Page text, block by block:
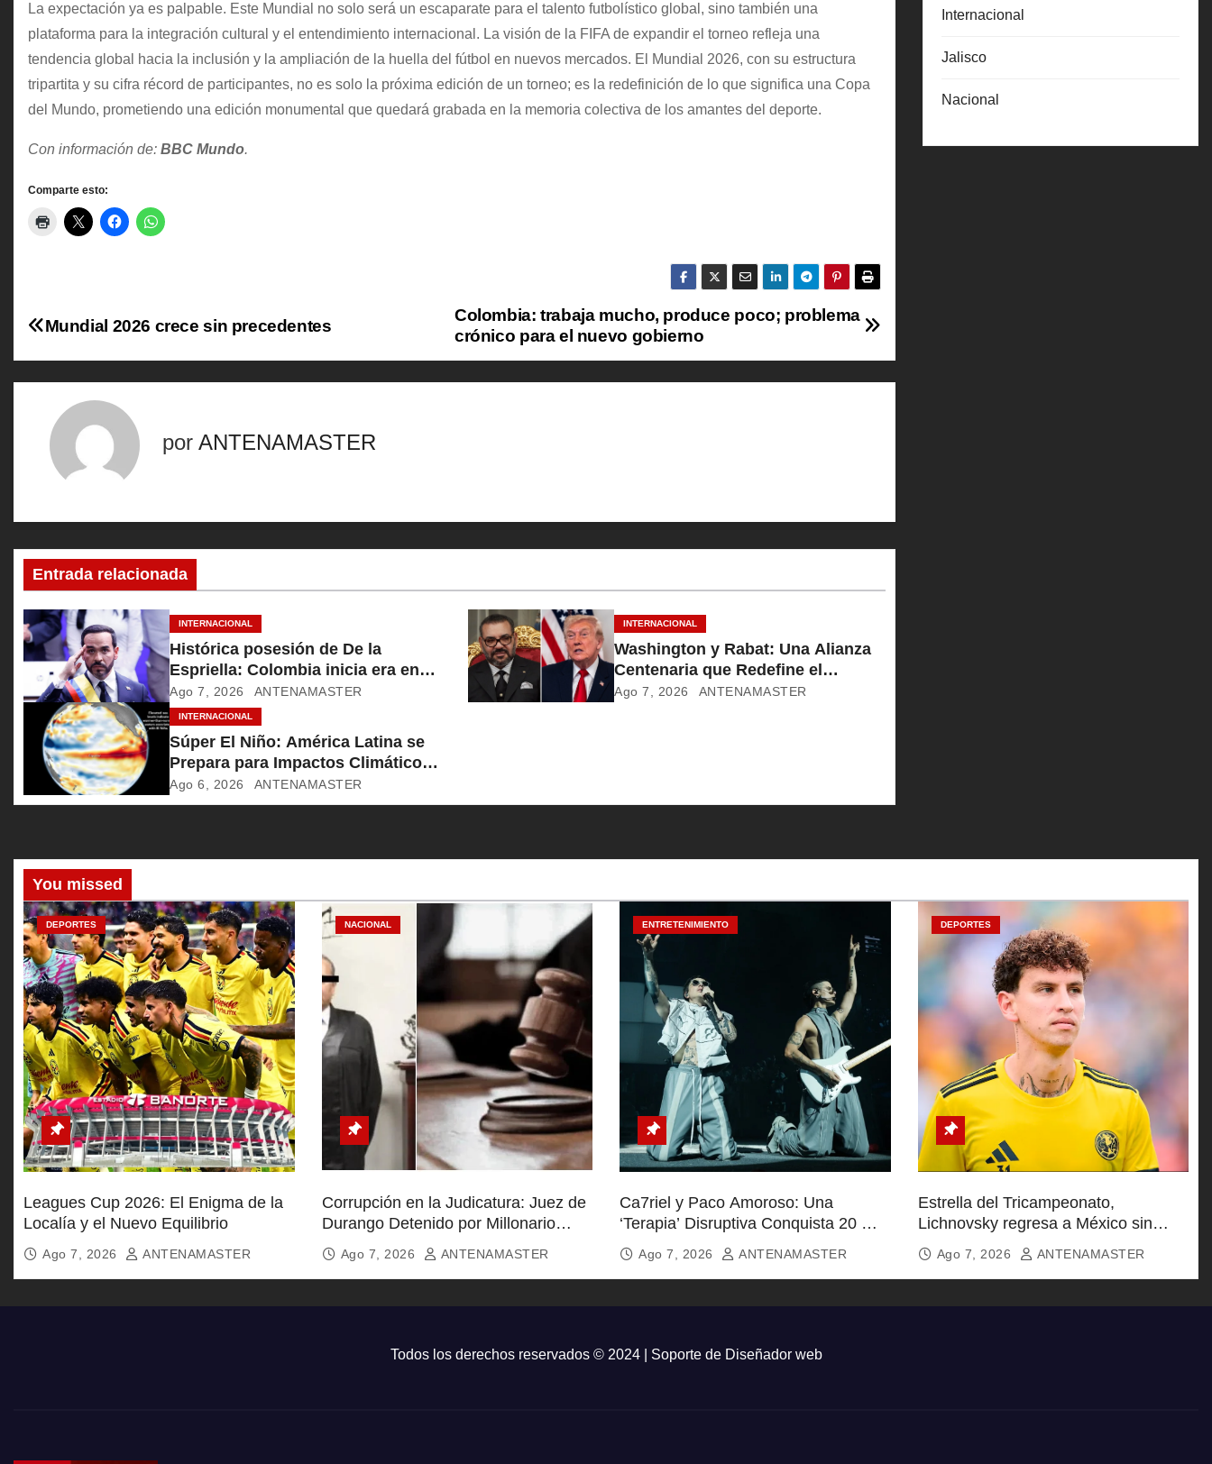
La expectación ya es palpable. Este Mundial no solo será un escaparate para el talento futbolístico global, sino también una
plataforma para la integración cultural y el entendimiento internacional. La visión de la FIFA de expandir el torneo refleja una
tendencia global hacia la inclusión y la ampliación de la huella del fútbol en nuevos mercados. El Mundial 2026, con su estructura
tripartita y su cifra récord de participantes, no es solo la próxima edición de un torneo; es la redefinición de lo que significa una Copa
del Mundo, prometiendo una edición monumental que quedará grabada en la memoria colectiva de los amantes del deporte.
Con información de: BBC Mundo.
Comparte esto:
N
a
c
i
ó
n
d
e
n
t
r
a
d
a
s
Colombia: trabaja mucho, produce poco; problema
crónico para el nuevo gobierno
Mundial 2026 crece sin precedentes
por ANTENAMASTER
Entrada relacionada
INTERNACIONAL
Histórica posesión de De la
Espriella: Colombia inicia era entre
aplausos y rebeldía
Ago 7, 2026 ANTENAMASTER
INTERNACIONAL
Washington y Rabat: Una Alianza
Centenaria que Redefine el
Conflicto Migratorio
Ago 7, 2026 ANTENAMASTER
INTERNACIONAL
Súper El Niño: América Latina se
Prepara para Impactos Climáticos
Históricos
Ago 6, 2026 ANTENAMASTER
Internacional
Jalisco
Nacional
You missed
DEPORTES
Leagues Cup 2026: El Enigma de la
Localía y el Nuevo Equilibrio
Ago 7, 2026 ANTENAMASTER
NACIONAL
Corrupción en la Judicatura: Juez de
Durango Detenido por Millonario
Soborno
Ago 7, 2026 ANTENAMASTER
ENTRETENIMIENTO
Ca7riel y Paco Amoroso: Una
‘Terapia’ Disruptiva Conquista 20 Mil
Almas
Ago 7, 2026 ANTENAMASTER
DEPORTES
Estrella del Tricampeonato,
Lichnovsky regresa a México sin
equipo
Ago 7, 2026 ANTENAMASTER
Todos los derechos reservados © 2024 | Soporte de Diseñador web